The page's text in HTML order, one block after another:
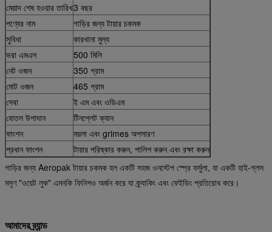
মেয়াদ শেষ হওয়ার তারিখ3 বছর
পণ্যের নাম
গাড়ির জন্য টায়ার চকমক
সুবিধা
কারখানা মুল্য
ভরা এমএল
500 মিলি
নেট ওজন
350 গ্রাম
মোট ওজন
465 গ্রাম
সেবা
ই এম এবং ওডিএম
বোতল উপাদান
টিনপ্লেট ক্যান
ফাংশন
ময়লা এবং grimes অপসারণ
প্রধান ফাংশন
টায়ার পরিষ্কার করুন, পালিশ করুন এবং রক্ষা করুন
গাড়ির জন্য Aeropak টায়ার চকমক হল একটি সহজ ওনস্টেপ স্প্রে ফর্মুলা, যা একটি হাই-গ্লস
মসৃণ "ওয়েট লুক" এমনকি ফিনিশও অর্জন করে যা ক্র্যাকিং এবং ফেইডিং প্রতিরোধ করে।
আমাদের ব্র্যান্ড